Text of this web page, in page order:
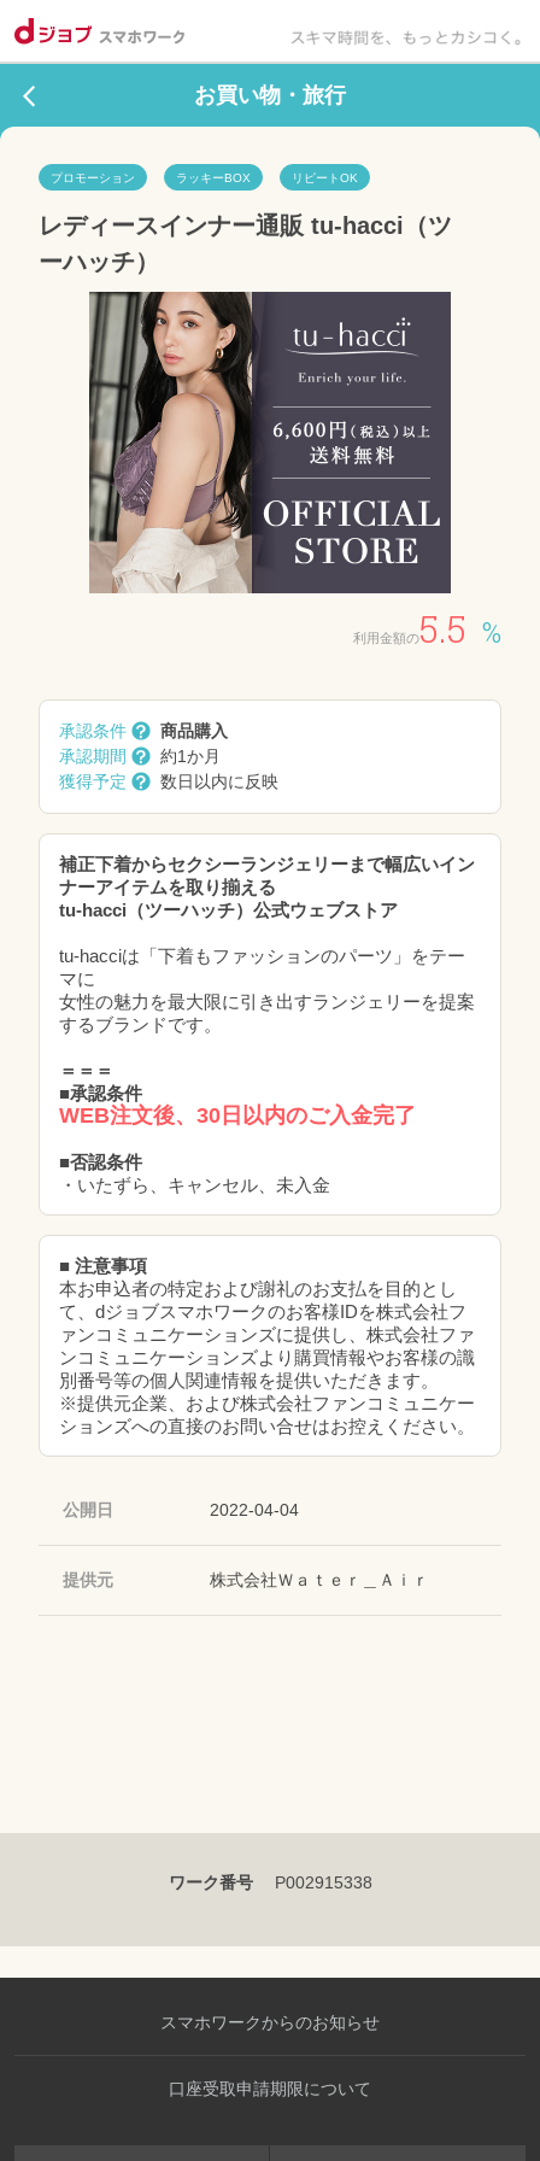
お買い物・旅行
プロモーション ラッキーBOX リピートOK
レディースインナー通販 tu-hacci（ツ
ーハッチ）
利用金額の5.5 %
承認条件
商品購入
承認期間
約1か月
獲得予定
数日以内に反映
補正下着からセクシーランジェリーまで幅広いイン
ナーアイテムを取り揃える
tu-hacci（ツーハッチ）公式ウェブストア
tu-hacciは「下着もファッションのパーツ」をテー
マに
女性の魅力を最大限に引き出すランジェリーを提案
するブランドです。
＝＝＝
■承認条件
WEB注文後、30日以内のご入金完了
■否認条件
・いたずら、キャンセル、未入金
■ 注意事項
本お申込者の特定および謝礼のお支払を目的とし
て、dジョブスマホワークのお客様IDを株式会社フ
ァンコミュニケーションズに提供し、株式会社ファ
ンコミュニケーションズより購買情報やお客様の識
別番号等の個人関連情報を提供いただきます。
※提供元企業、および株式会社ファンコミュニケー
ションズへの直接のお問い合せはお控えください。
公開日 2022-04-04
提供元 株式会社Ｗａｔｅｒ＿Ａｉｒ
ワーク番号 P002915338
スマホワークからのお知らせ
口座受取申請期限について